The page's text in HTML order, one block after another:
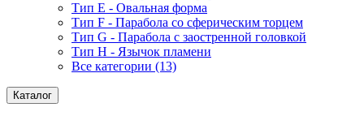
Тип Е - Овальная форма
Тип F - Парабола со сферическим торцем
Тип G - Парабола с заостренной головкой
Тип H - Язычок пламени
Все категории (13)
Каталог